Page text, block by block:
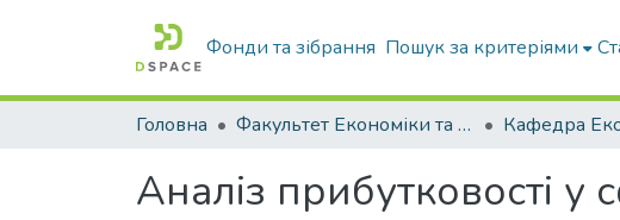
Фонди та зібрання Пошук за критеріями
Головна Факультет Економіки та бізнесу
Аналіз прибутковості у